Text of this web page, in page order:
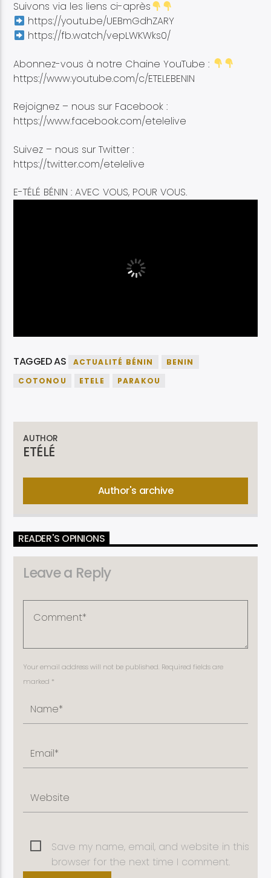
Suivons via les liens ci-après
https://youtu.be/UEBmGdhZARY
https://fb.watch/vepLWKWks0/
Abonnez-vous à notre Chaine YouTube :
https://www.youtube.com/c/ETELEBENIN
Rejoignez – nous sur Facebook :
https://www.facebook.com/etelelive
Suivez – nous sur Twitter :
https://twitter.com/etelelive
E-TÉLÉ BÉNIN : AVEC VOUS, POUR VOUS.
TAGGED AS ACTUALITÉ BÉNIN
BENIN
COTONOU
ETELE PARAKOU
AUTHOR
ETÉLÉ
Author's archive
READER'S OPINIONS
Leave a Reply
Your email address will not be published. Required fields are
marked *
Save my name, email, and website in this
browser for the next time I comment.